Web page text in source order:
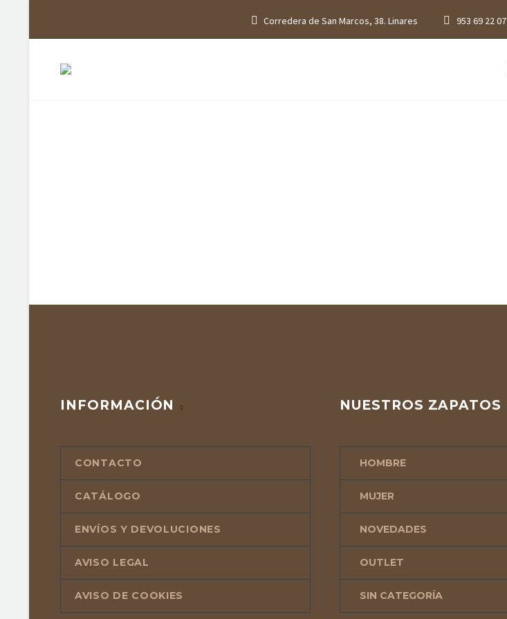
Corredera de San Marcos, 38. Linares 953 69 22 07
INFORMACIÓN
CONTACTO
CATÁLOGO
ENVÍOS Y DEVOLUCIONES
AVISO LEGAL
AVISO DE COOKIES
NUESTROS ZAPATOS
HOMBRE
MUJER
NOVEDADES
OUTLET
SIN CATEGORÍA